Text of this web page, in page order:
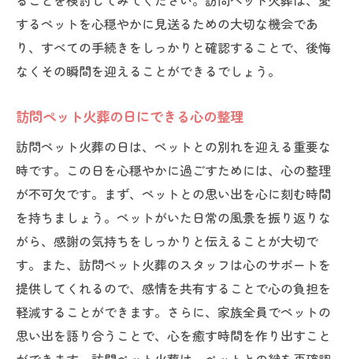
するペットを心穏やかに見送るための大切な機会であ
り、すべての手続きをしっかりと確認することで、後悔
なくその瞬間を迎えることができるでしょう。
訪問ペット火葬の日にできる心の整理
訪問ペット火葬の日は、ペットとの別れを迎える重要な
時です。この日を心穏やかに過ごすためには、心の整理
が不可欠です。まず、ペットとの思い出を心に刻む時間
を持ちましょう。ペットがいた日常の風景を振り返りな
がら、感謝の気持ちをしっかりと伝えることが大切で
す。また、訪問ペット火葬のスタッフは心のサポートを
提供してくれるので、感情を共有することで心の負担を
軽減することができます。さらに、家族全員でペットの
思い出を語り合うことで、心を癒す時間を作り出すこと